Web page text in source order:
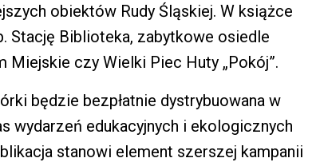
obiektów Rudy Śląskiej. W książce
Stację Biblioteka, zabytkowe osiedle
Miejskie czy Wielki Piec Huty „Pokój”.
będzie bezpłatnie dystrybuowana w
wydarzeń edukacyjnych i ekologicznych
stanowi element szerszej kampanii